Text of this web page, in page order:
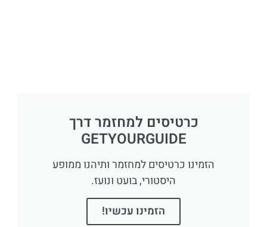
כרטיסים למחזמר דרך
GETYOURGUIDE
הזמינו כרטיסים למחזמר ותיהנו ממופע
היסטורי, בועט ונועז.
הזמינו עכשיו!